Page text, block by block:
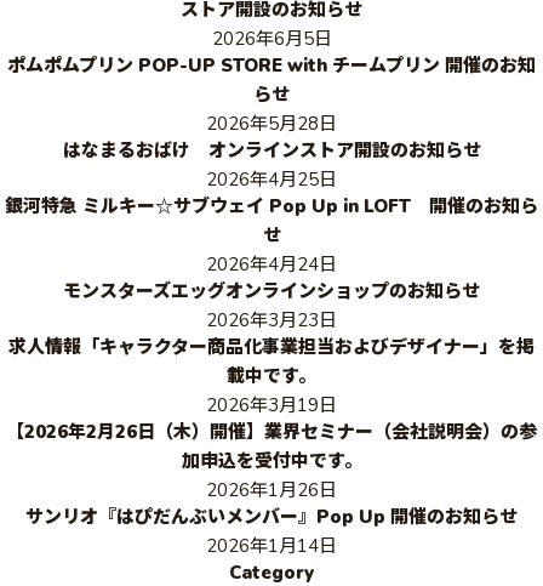
ストア開設のお知らせ
2026年6月5日
ポムポムプリン POP-UP STORE with チームプリン 開催のお知
らせ
2026年5月28日
はなまるおばけ オンラインストア開設のお知らせ
2026年4月25日
銀河特急 ミルキー☆サブウェイ Pop Up in LOFT 開催のお知ら
せ
2026年4月24日
モンスターズエッグオンラインショップのお知らせ
2026年3月23日
求人情報「キャラクター商品化事業担当およびデザイナー」を掲
載中です。
2026年3月19日
【2026年2月26日（木）開催】業界セミナー（会社説明会）の参
加申込を受付中です。
2026年1月26日
サンリオ『はぴだんぶいメンバー』Pop Up 開催のお知らせ
2026年1月14日
Category